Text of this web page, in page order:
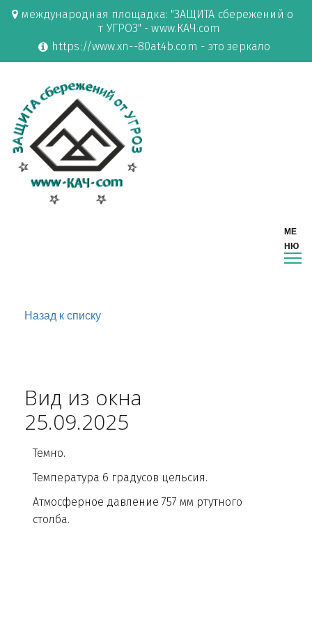
международная площадка: "ЗАЩИТА сбережений о
т УГРОЗ" - www.КАЧ.com
https://www.xn--80at4b.com - это зеркало
Назад к списку
Вид из окна
25.09.2025
Темно.
Температура 6 градусов цельсия.
Атмосферное давление 757 мм ртутного
столба.